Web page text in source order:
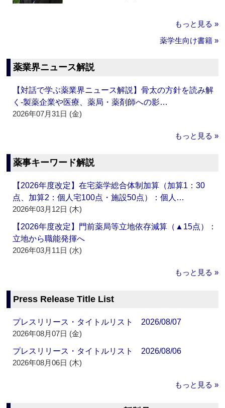
もっと見る »
薬学生向け書籍 »
薬業界ニュース解説
【対話で学ぶ薬業界ニュース解説】骨太の方針を読み解
く‐製薬企業や医療、薬局・薬剤師への影…
2026年07月31日 (金)
もっと見る »
薬事キーワード解説
【2026年度改定】在宅薬学総合体制加算（加算1：30
点、加算2：個人宅100点・施設50点）：個人…
2026年03月12日 (木)
【2026年度改定】門前薬局等立地依存減算（▲15点）：
立地から職能発揮へ
2026年03月11日 (水)
もっと見る »
Press Release Title List
プレスリリース・タイトルリスト 2026/08/07
2026年08月07日 (金)
プレスリリース・タイトルリスト 2026/08/06
2026年08月06日 (木)
もっと見る »